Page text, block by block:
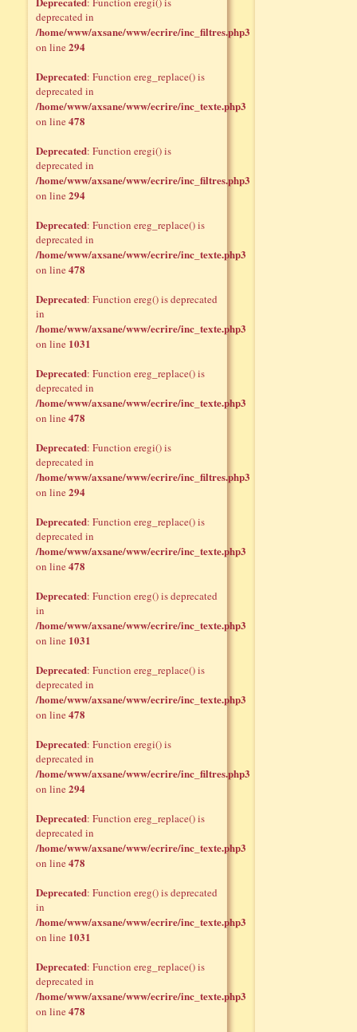
deprecated in
/home/www/axsane/www/ecrire/inc_filtres.php3
on line294
Deprecated: Function ereg_replace() is
deprecated in
/home/www/axsane/www/ecrire/inc_texte.php3
on line478
Deprecated: Function eregi() is
deprecated in
/home/www/axsane/www/ecrire/inc_filtres.php3
on line294
Deprecated: Function ereg_replace() is
deprecated in
/home/www/axsane/www/ecrire/inc_texte.php3
on line478
Deprecated: Function ereg() is deprecated
in
/home/www/axsane/www/ecrire/inc_texte.php3
on line 1031
Deprecated: Function ereg_replace() is
deprecated in
/home/www/axsane/www/ecrire/inc_texte.php3
on line478
Deprecated: Function eregi() is
deprecated in
/home/www/axsane/www/ecrire/inc_filtres.php3
on line294
Deprecated: Function ereg_replace() is
deprecated in
/home/www/axsane/www/ecrire/inc_texte.php3
on line478
Deprecated: Function ereg() is deprecated
in
/home/www/axsane/www/ecrire/inc_texte.php3
on line 1031
Deprecated: Function ereg_replace() is
deprecated in
/home/www/axsane/www/ecrire/inc_texte.php3
on line478
Deprecated: Function eregi() is
deprecated in
/home/www/axsane/www/ecrire/inc_filtres.php3
on line294
Deprecated: Function ereg_replace() is
deprecated in
/home/www/axsane/www/ecrire/inc_texte.php3
on line478
Deprecated: Function ereg() is deprecated
in
/home/www/axsane/www/ecrire/inc_texte.php3
on line 1031
Deprecated: Function ereg_replace() is
deprecated in
/home/www/axsane/www/ecrire/inc_texte.php3
on line478